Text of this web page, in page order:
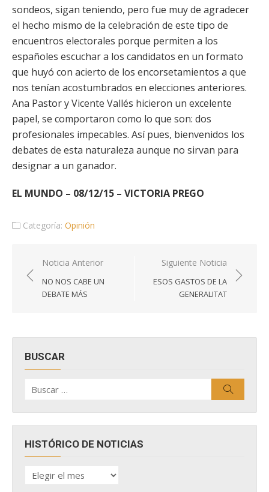
sondeos, sigan teniendo, pero fue muy de agradecer
el hecho mismo de la celebración de este tipo de
encuentros electorales porque permiten a los
españoles escuchar a los candidatos en un formato
que huyó con acierto de los encorsetamientos a que
nos tenían acostumbrados en elecciones anteriores.
Ana Pastor y Vicente Vallés hicieron un excelente
papel, se comportaron como lo que son: dos
profesionales impecables. Así pues, bienvenidos los
debates de esta naturaleza aunque no sirvan para
designar a un ganador.
EL MUNDO – 08/12/15 – VICTORIA PREGO
Categoría: Opinión
Navegación
de
entradas
Noticia Anterior
NO NOS CABE UN
DEBATE MÁS
Siguiente Noticia
ESOS GASTOS DE LA
GENERALITAT
BUSCAR
por:
HISTÓRICO DE NOTICIAS
HISTÓRICO
DE